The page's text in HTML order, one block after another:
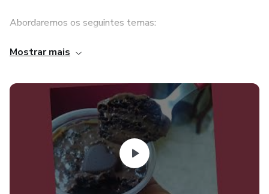
Abordaremos os seguintes temas:
Como ter sucesso com bolo no pote
Precificando seu bolo no pote
Usando o Gourmet para alavancar suas vendas
Materiais necessários para fabricação de bolo no pote
Montando e embalando seu bolo no pote
Mostrar mais